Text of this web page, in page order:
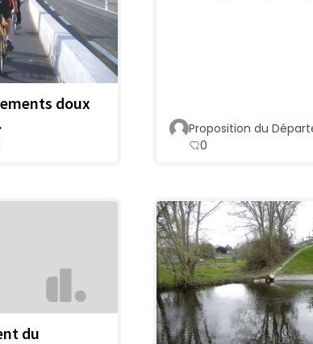
doux
Proposition du
0
du